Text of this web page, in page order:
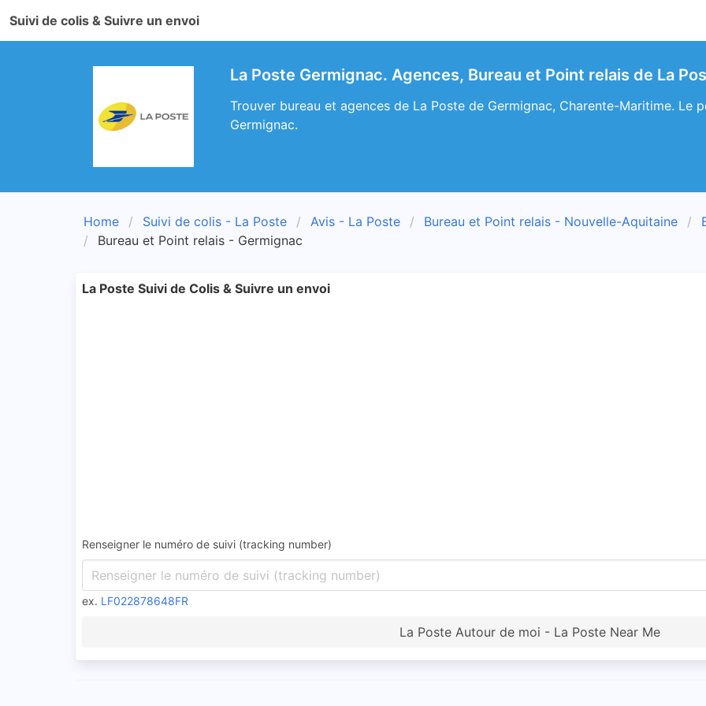
Suivi de colis & Suivre un envoi
La Poste Germignac. Agences, Bureau et Point relais de La
Trouver bureau et agences de La Poste de Germignac, Charente-Maritime. Le
Germignac.
Home Suivi de colis - La Poste Avis - La Poste Bureau et Point relais - Nouvelle-Aquitaine
Bureau et Point relais - Germignac
La Poste Suivi de Colis & Suivre un envoi
Renseigner le numéro de suivi (tracking number)
ex. LF022878648FR
La Poste Autour de moi - La Poste Near Me